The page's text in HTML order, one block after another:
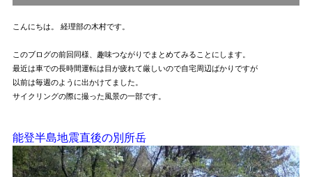
こんにちは。 経理部の木村です。
このブログの前回同様、趣味つながりでまとめてみることにします。
最近は車での長時間運転は目が疲れて厳しいので自宅周辺ばかりですが
以前は毎週のように出かけてました。
サイクリングの際に撮った風景の一部です。
能登半島地震直後の別所岳